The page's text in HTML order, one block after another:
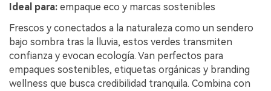
Ideal para: empaque eco y marcas sostenibles
Frescos y conectados a la naturaleza como un sendero
bajo sombra tras la lluvia, estos verdes transmiten
confianza y evocan ecología. Van perfectos para
empaques sostenibles, etiquetas orgánicas y branding
wellness que busca credibilidad tranquila. Combina con